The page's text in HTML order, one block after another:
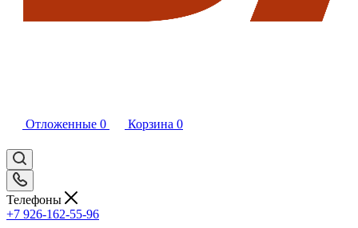
Отложенные 0 Корзина 0
Телефоны
+7 926-162-55-96